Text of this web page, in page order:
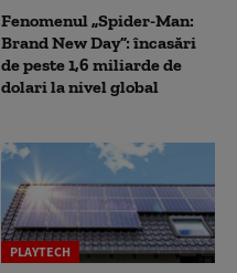
Fenomenul „Spider-Man:
Brand New Day”: încasări
de peste 1,6 miliarde de
dolari la nivel global
PLAYTECH